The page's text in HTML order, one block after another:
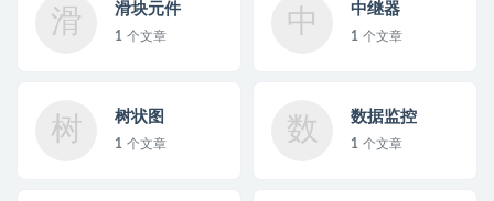
滑 滑块元件
1 个文章 中 中继器
1 个文章
树 树状图
1 个文章 数 数据监控
1 个文章